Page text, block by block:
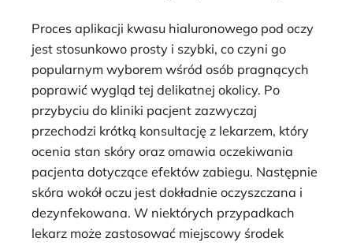
Proces aplikacji kwasu hialuronowego pod oczy
jest stosunkowo prosty i szybki, co czyni go
popularnym wyborem wśród osób pragnących
poprawić wygląd tej delikatnej okolicy. Po
przybyciu do kliniki pacjent zazwyczaj
przechodzi krótką konsultację z lekarzem, który
ocenia stan skóry oraz omawia oczekiwania
pacjenta dotyczące efektów zabiegu. Następnie
skóra wokół oczu jest dokładnie oczyszczana i
dezynfekowana. W niektórych przypadkach
lekarz może zastosować miejscowy środek